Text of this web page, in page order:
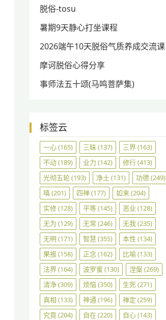
脱俗-tosu
暑期9天静心打坐课程
2026端午10天脱俗气质养成交流课
摩诃脱俗心得分享
事师法五十颂(马鸣菩萨集)
标签云
一心(165) 三昧(137) 三界(163)
不动(189) 业力 (142) 修行(413)
光彻五轮(193) 净土 (131) 功德(249)
嗔(201) 四禅(177) 如来(204)
实修(128) 平等(145) 恶业 (128)
无为 (129) 无常 (246) 无我(235)
无明 (171) 智慧 (355) 本性 (134)
果报 (158) 正念(162) 比喻(133)
法界(164) 波罗蜜 (130) 涅槃(269)
清净(309) 烦恼(350) 生死(271)
真相 (133) 神通 (196) 禅定 (259)
究竟(204) 自在(220) 自心(143)